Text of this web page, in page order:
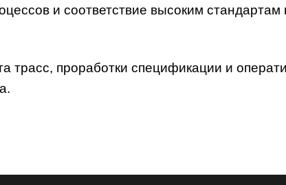
и соответствие высоким
трасс, проработки спецификации и